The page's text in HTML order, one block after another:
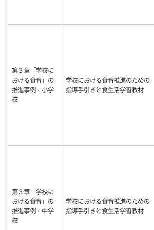
第３章「学校に
おける食育」の
推進事例・小学
校
学校における食育推進のための
指導手引きと食生活学習教材
第３章「学校に
おける食育」の
推進事例・中学
校
学校における食育推進のための
指導手引きと食生活学習教材